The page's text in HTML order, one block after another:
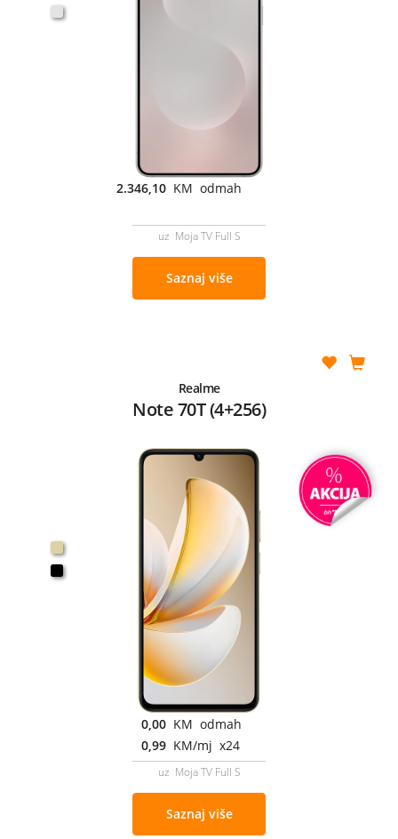
2.346,10 KM odmah
uz Moja TV Full S
Saznaj više
Realme
Note 70T (4+256)
0,00 KM odmah
0,99 KM/mj x24
uz Moja TV Full S
Saznaj više